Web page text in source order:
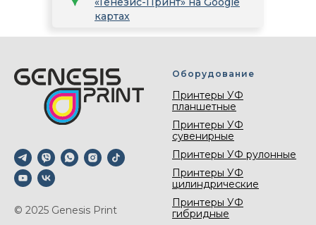
картах
© 2025 Genesis Print
Оборудование
Принтеры УФ
планшетные
Принтеры УФ
сувенирные
Принтеры УФ рулонные
Принтеры УФ
цилиндрические
Принтеры УФ
гибридные